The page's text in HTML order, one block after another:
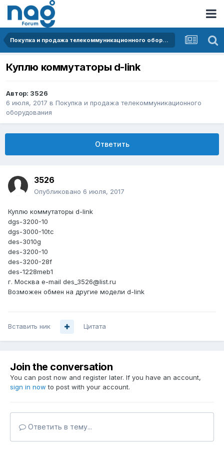
Покупка и продажа телекоммуникационного оборудования
Куплю коммутаторы d-link
Автор: 3526
6 июля, 2017 в Покупка и продажа телекоммуникационного
оборудования
Ответить
3526
Опубликовано 6 июля, 2017
Куплю коммутаторы d-link
dgs-3200-10
dgs-3000-10tc
des-3010g
des-3200-10
des-3200-28f
des-1228meb1
г. Москва e-mail des_3526@list.ru
Возможен обмен на другие модели d-link
Вставить ник Цитата
Join the conversation
You can post now and register later. If you have an account,
sign in now to post with your account.
Ответить в тему...